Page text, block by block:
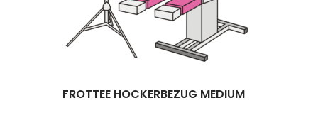
FROTTEE HOCKERBEZUG MEDIUM